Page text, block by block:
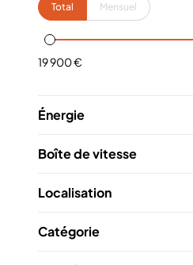
Total Mensuel
19 900 €
Énergie
Boîte de vitesse
Localisation
Catégorie